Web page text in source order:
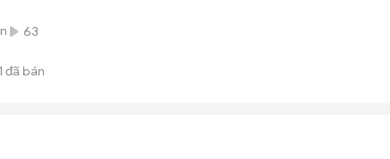
63
1 đã bán